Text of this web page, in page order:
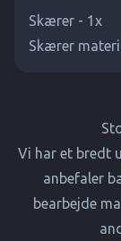
Skærer - 1x
Skærer
Vi har et bredt
anbefaler
bearbejde